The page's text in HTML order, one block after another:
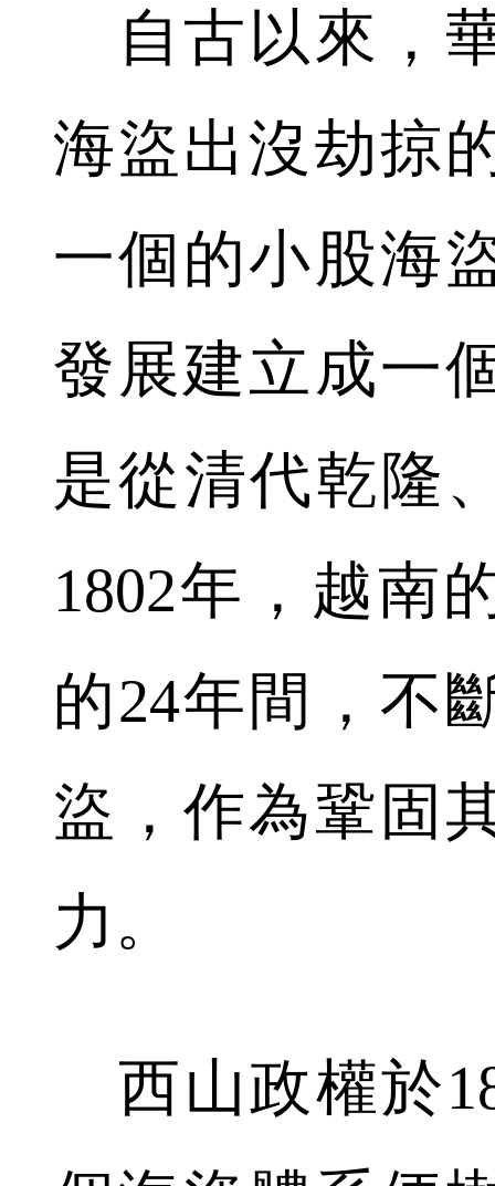
自古以來，
海盜出沒劫掠
一個的小股海
發展建立成一
是從清代乾隆
1802年，越南
的24年間，不
盜，作為鞏固
力。
西山政權於